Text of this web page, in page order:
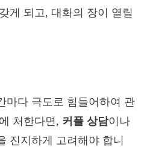
게 되고, 대화의 장이 열릴
마다 극도로 힘들어하여 관
처한다면, 커플 상담이나
진지하게 고려해야 합니